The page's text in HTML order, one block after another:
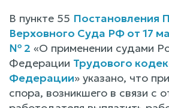
В пункте 55 Постановления
Верховного Суда РФ от 17
№ 2 «О применении судами
Федерации Трудового
Федерации» указано, что
спора, возникшего в связи с